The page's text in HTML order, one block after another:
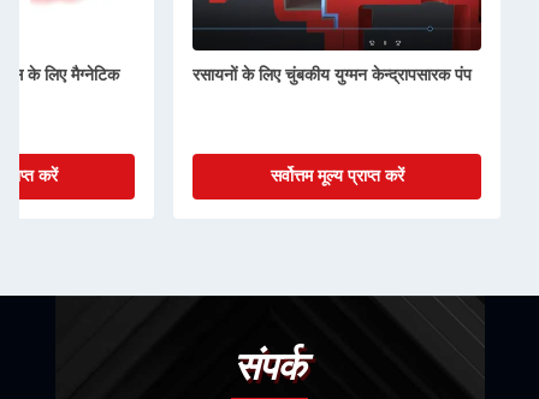
के लिए मैग्नेटिक
करें
रसायनों के लिए चुंबकीय युग्मन केन्द्रापसारक पंप
सर्वोत्तम मूल्य प्राप्त करें
संपर्क